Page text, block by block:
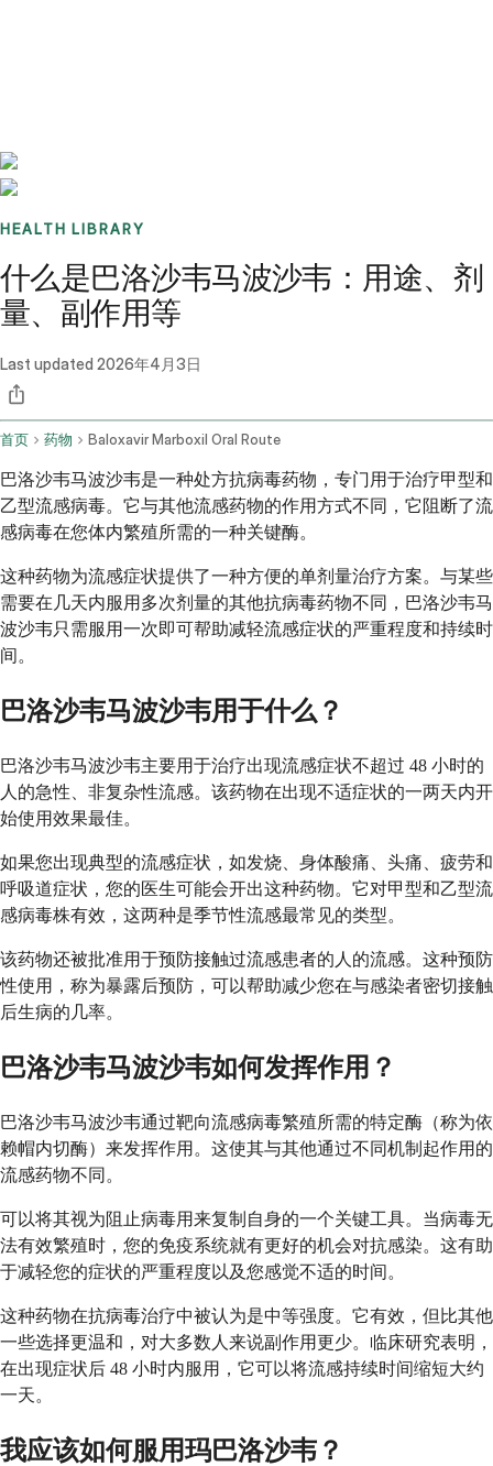
HEALTH LIBRARY
什么是巴洛沙韦马波沙韦：用途、剂
量、副作用等
Last updated 2026年4月3日
首页 药物 Baloxavir Marboxil Oral Route
巴洛沙韦马波沙韦是一种处方抗病毒药物，专门用于治疗甲型和
乙型流感病毒。它与其他流感药物的作用方式不同，它阻断了流
感病毒在您体内繁殖所需的一种关键酶。
这种药物为流感症状提供了一种方便的单剂量治疗方案。与某些
需要在几天内服用多次剂量的其他抗病毒药物不同，巴洛沙韦马
波沙韦只需服用一次即可帮助减轻流感症状的严重程度和持续时
间。
巴洛沙韦马波沙韦用于什么？
巴洛沙韦马波沙韦主要用于治疗出现流感症状不超过 48 小时的
人的急性、非复杂性流感。该药物在出现不适症状的一两天内开
始使用效果最佳。
如果您出现典型的流感症状，如发烧、身体酸痛、头痛、疲劳和
呼吸道症状，您的医生可能会开出这种药物。它对甲型和乙型流
感病毒株有效，这两种是季节性流感最常见的类型。
该药物还被批准用于预防接触过流感患者的人的流感。这种预防
性使用，称为暴露后预防，可以帮助减少您在与感染者密切接触
后生病的几率。
巴洛沙韦马波沙韦如何发挥作用？
巴洛沙韦马波沙韦通过靶向流感病毒繁殖所需的特定酶（称为依
赖帽内切酶）来发挥作用。这使其与其他通过不同机制起作用的
流感药物不同。
可以将其视为阻止病毒用来复制自身的一个关键工具。当病毒无
法有效繁殖时，您的免疫系统就有更好的机会对抗感染。这有助
于减轻您的症状的严重程度以及您感觉不适的时间。
这种药物在抗病毒治疗中被认为是中等强度。它有效，但比其他
一些选择更温和，对大多数人来说副作用更少。临床研究表明，
在出现症状后 48 小时内服用，它可以将流感持续时间缩短大约
一天。
我应该如何服用玛巴洛沙韦？